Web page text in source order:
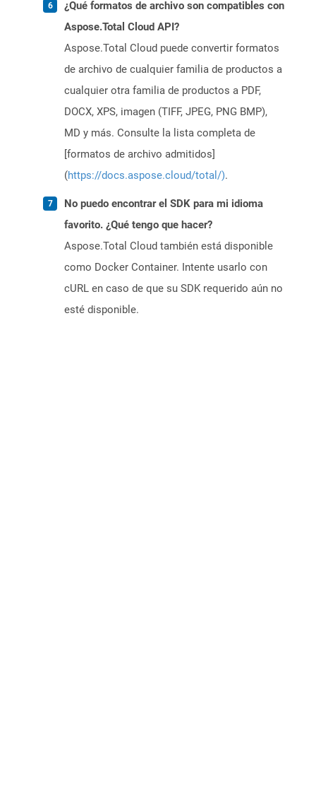
¿Qué formatos de archivo son compatibles con
Aspose.Total Cloud API?
Aspose.Total Cloud puede convertir formatos
de archivo de cualquier familia de productos a
cualquier otra familia de productos a PDF,
DOCX, XPS, imagen (TIFF, JPEG, PNG BMP),
MD y más. Consulte la lista completa de
[formatos de archivo admitidos]
(https://docs.aspose.cloud/total/).
No puedo encontrar el SDK para mi idioma
favorito. ¿Qué tengo que hacer?
Aspose.Total Cloud también está disponible
como Docker Container. Intente usarlo con
cURL en caso de que su SDK requerido aún no
esté disponible.